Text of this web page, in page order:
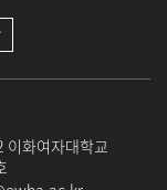
이화여자대학교